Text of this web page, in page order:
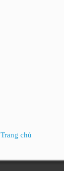
Trang chủ